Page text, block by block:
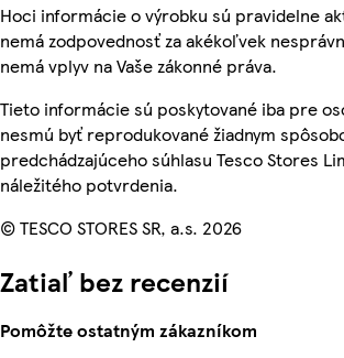
Hoci informácie o výrobku sú pravidelne
nemá zodpovednosť za akékoľvek
nemá vplyv na Vaše zákonné práva.
Tieto informácie sú poskytované iba pre
nesmú byť reprodukované žiadnym
predchádzajúceho súhlasu Tesco Stores
náležitého potvrdenia.
© TESCO STORES SR, a.s. 2026
Zatiaľ bez recenzií
Pomôžte ostatným zákazníkom